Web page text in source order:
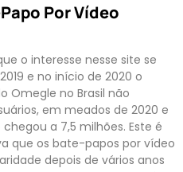
Por Vídeo
o interesse nesse site se
e no início de 2020 o
Omegle no Brasil não
em meados de 2020 e
a 7,5 milhões. Este é
que os bate-papos por vídeo
depois de vários anos